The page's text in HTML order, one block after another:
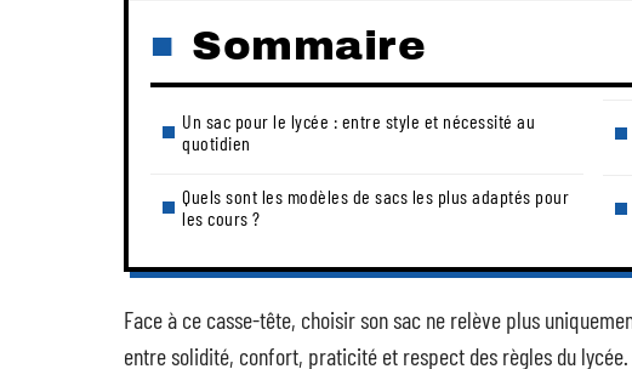
Sommaire
Un sac pour le lycée : entre style et nécessité au
quotidien
Quels sont les modèles de sacs les plus adaptés pour
les cours ?
Face à ce casse-tête, choisir son sac ne relève plus
entre solidité, confort, praticité et respect des règles du